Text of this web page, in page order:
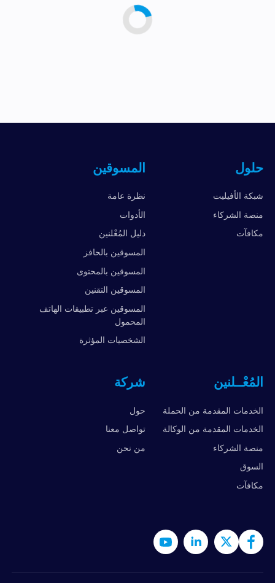
حلول
شبكة الأفيليت
منصة الشركاء
مكافآت
المسوقين
نظرة عامة
الأدوات
دليل المُعْلنين
المسوقين بالحافز
المسوقين بالمحتوى
المسوقين التقنين
المسوقين عبر تطبيقات الهاتف
المحمول
الشخصيات المؤثرة
المُعْــلنين
الخدمات المقدمة من الحملة
الخدمات المقدمة من الوكالة
منصة الشركاء
السوق
مكافآت
شركة
حول
تواصل معنا
من نحن